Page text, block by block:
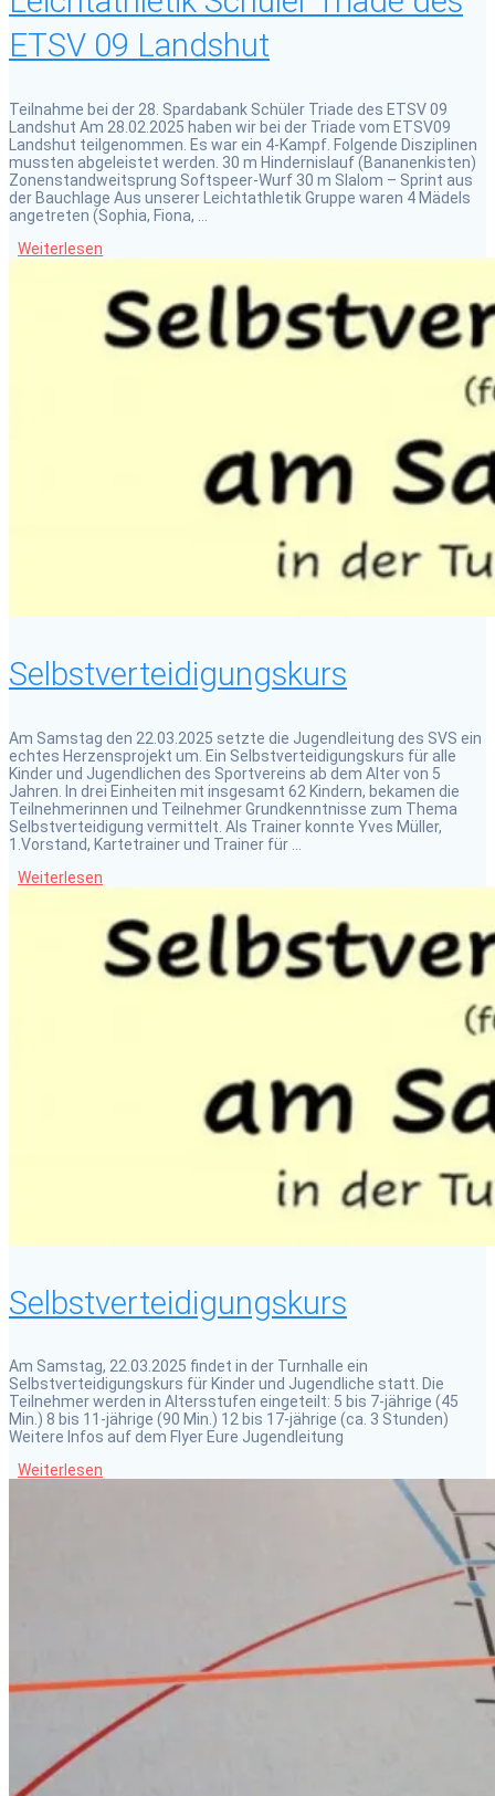
ETSV 09 Landshut
Teilnahme bei der 28. Spardabank Schüler Triade des ETSV 09
Landshut Am 28.02.2025 haben wir bei der Triade vom ETSV09
Landshut teilgenommen. Es war ein 4-Kampf. Folgende Disziplinen
mussten abgeleistet werden. 30 m Hindernislauf (Bananenkisten)
Zonenstandweitsprung Softspeer-Wurf 30 m Slalom – Sprint aus
der Bauchlage Aus unserer Leichtathletik Gruppe waren 4 Mädels
angetreten (Sophia, Fiona, …
Weiterlesen
Selbstverteidigungskurs
Am Samstag den 22.03.2025 setzte die Jugendleitung des SVS ein
echtes Herzensprojekt um. Ein Selbstverteidigungskurs für alle
Kinder und Jugendlichen des Sportvereins ab dem Alter von 5
Jahren. In drei Einheiten mit insgesamt 62 Kindern, bekamen die
Teilnehmerinnen und Teilnehmer Grundkenntnisse zum Thema
Selbstverteidigung vermittelt. Als Trainer konnte Yves Müller,
1.Vorstand, Kartetrainer und Trainer für …
Weiterlesen
Selbstverteidigungskurs
Am Samstag, 22.03.2025 findet in der Turnhalle ein
Selbstverteidigungskurs für Kinder und Jugendliche statt. Die
Teilnehmer werden in Altersstufen eingeteilt: 5 bis 7-jährige (45
Min.) 8 bis 11-jährige (90 Min.) 12 bis 17-jährige (ca. 3 Stunden)
Weitere Infos auf dem Flyer Eure Jugendleitung
Weiterlesen